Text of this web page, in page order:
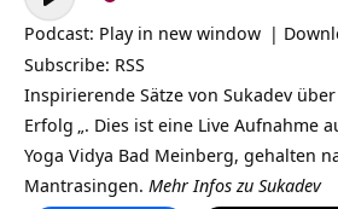
Player
Podcast: Play in new window |
Subscribe: RSS
Inspirierende Sätze von Sukadev über
Erfolg „. Dies ist eine Live Aufnahme
Yoga Vidya Bad Meinberg, gehalten
Mantrasingen. Mehr Infos zu Sukadev